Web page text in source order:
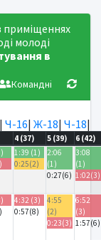
приміщеннях
молоді
в
Командні
| Ч-16| Ж-18| Ч-18|
4 (37) 5 (39)
6 (42)
1:39 (1)
0:25(2)
2:06
(1)
0:27(6)
3:08
(1)
1:02(3)
4:32 (3)
0:57(8)
4:55
(2)
0:23(3)
6:52
(3)
1:57(6)